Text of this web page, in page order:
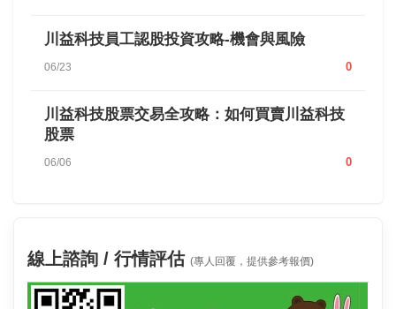
川益科技員工認股投資攻略-機會與風險
06/23 0
川益科技股票交易全攻略：如何買賣川益科技
股票
06/06 0
線上諮詢 / 行情評估 (專人回覆，提供參考報價)